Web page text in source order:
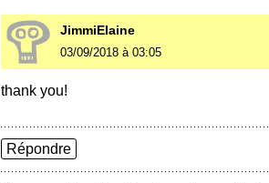
JimmiElaine
03/09/2018 à 03:05
thank you!
Répondre